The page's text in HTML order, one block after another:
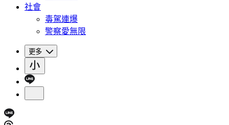
社會
毒駕連爆
警察愛無限
更多